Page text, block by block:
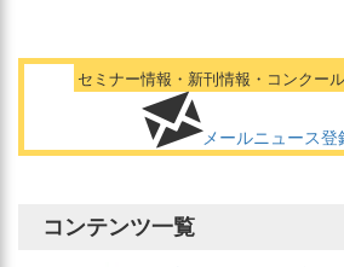
セミナー情報・新刊情報・コンクー
メールニュース登
コンテンツ一覧